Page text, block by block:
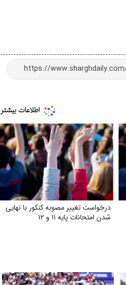
درخواست تغییر مصوبه کنکور با نهایی
شدن امتحانات پایه ۱۱ و ۱۲